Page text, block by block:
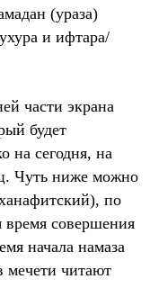
(ураза)
и ифтара/
части экрана
будет
на сегодня, на
Чуть ниже можно
по
время совершения
начала намаза
мечети читают